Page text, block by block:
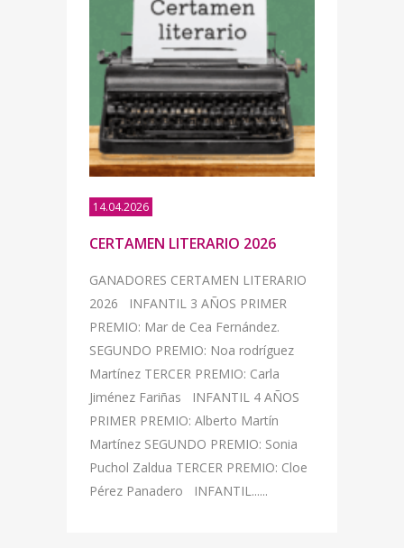
14.04.2026
CERTAMEN LITERARIO 2026
GANADORES CERTAMEN LITERARIO
2026 INFANTIL 3 AÑOS PRIMER
PREMIO: Mar de Cea Fernández.
SEGUNDO PREMIO: Noa rodríguez
Martínez TERCER PREMIO: Carla
Jiménez Fariñas INFANTIL 4 AÑOS
PRIMER PREMIO: Alberto Martín
Martínez SEGUNDO PREMIO: Sonia
Puchol Zaldua TERCER PREMIO: Cloe
Pérez Panadero INFANTIL......